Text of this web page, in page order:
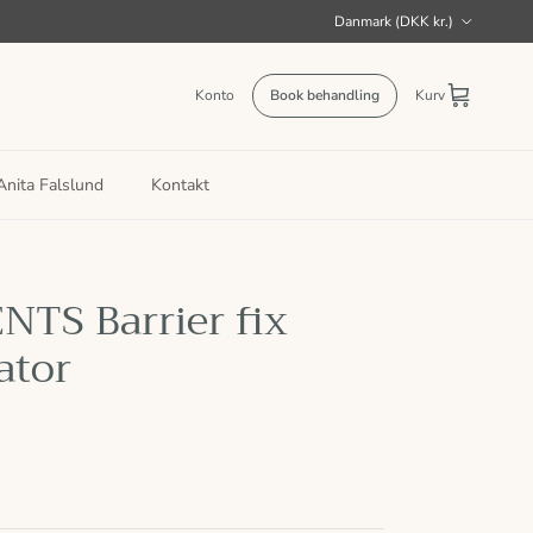
Danmark (DKK kr.)
Konto Book behandling Kurv
Falslund Kontakt
Barrier fix